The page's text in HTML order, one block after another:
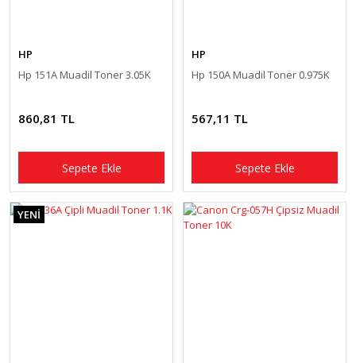
HP
Hp 151A Muadil Toner 3.05K
860,81 TL
Sepete Ekle
HP
Hp 150A Muadil Toner 0.975K
567,11 TL
Sepete Ekle
YENİ